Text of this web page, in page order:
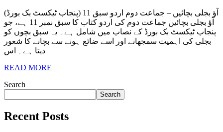
آؤ بجلی بچائیں – جماعت دوم اردو سبق 11 (پنجاب ٹیکسٹ بک بورڈ)
آؤ بجلی بچائیں جماعت دوم کی اردو کتاب کا سبق نمبر 11 ہے، جو
پنجاب ٹیکسٹ بک بورڈ کے نصاب میں شامل ہے۔ یہ سبق بچوں کو
بجلی کی اہمیت سمجھانے اور اسے ضائع ہونے سے بچانے کا شعور
دیتا ہے۔ اس
READ MORE
Search
Search
Recent Posts